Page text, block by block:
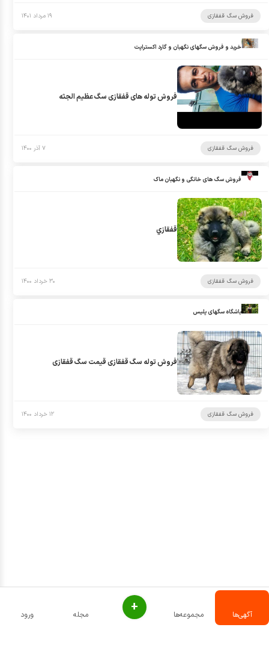
فروش سگ قفقازی ۱۹ مرداد ۱۴۰۱
خرید و فروش سگهای نگهبان و گارد اکستراپت
فروش توله های قفقازی سگ عظیم الجثه
فروش سگ قفقازی ۷ آذر ۱۴۰۰
فروش سگ های خانگی و نگهبان ماک
قفقازي
فروش سگ قفقازی ۳۰ خرداد ۱۴۰۰
باشگاه سگهای پلیس
فروش توله سگ قفقازی قیمت سگ قفقازی
فروش سگ قفقازی ۱۲ خرداد ۱۴۰۰
ورود مجله + مجموعه‌ها آگهی‌ها